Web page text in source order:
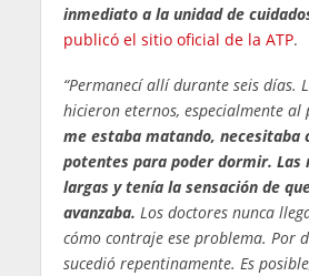
inmediato a la unidad de
publicó el sitio oficial de la ATP.
“Permanecí allí durante seis días.
hicieron eternos, especialmente al
me estaba matando, necesitaba
potentes para poder dormir. Las
largas y tenía la sensación de
avanzaba. Los doctores nunca
cómo contraje ese problema. Por
sucedió repentinamente. Es